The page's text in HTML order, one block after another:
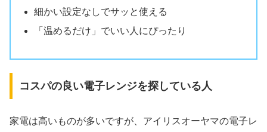
細かい設定なしでサッと使える
「温めるだけ」でいい人にぴったり
コスパの良い電子レンジを探している人
家電は高いものが多いですが、アイリスオーヤマの電子レ